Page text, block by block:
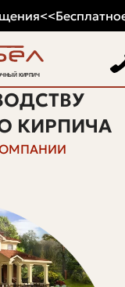
КИРПИЧА
<<